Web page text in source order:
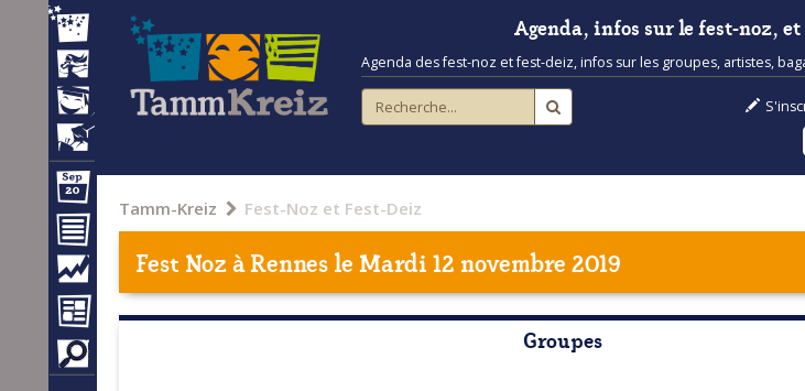
Agenda, infos sur le fest-noz,
Agenda des fest-noz et fest-deiz, infos sur les groupes, artistes,
Tamm-Kreiz Fest-Noz et Fest-Deiz
Fest Noz àRennesle Mardi 12 novembre 2019
Groupes